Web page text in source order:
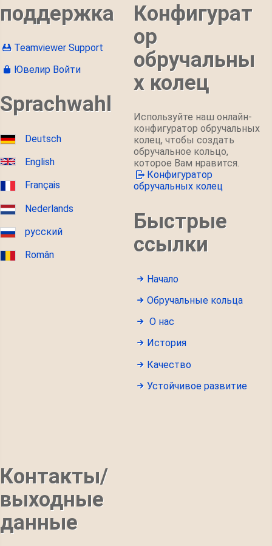
поддержка
Teamviewer Support
Ювелир Войти
Sprachwahl
Deutsch
English
Français
Nederlands
русский
Român
Конфигурат
ор
обручальны
х колец
Используйте наш онлайн-
конфигуратор обручальных
колец, чтобы создать
обручальное кольцо,
которое Вам нравится.
Конфигуратор
обручальных колец
Быстрые
ссылки
Начало
Обручальные кольца
О нас
История
Качество
Устойчивое развитие
Контакты/
выходные
данные